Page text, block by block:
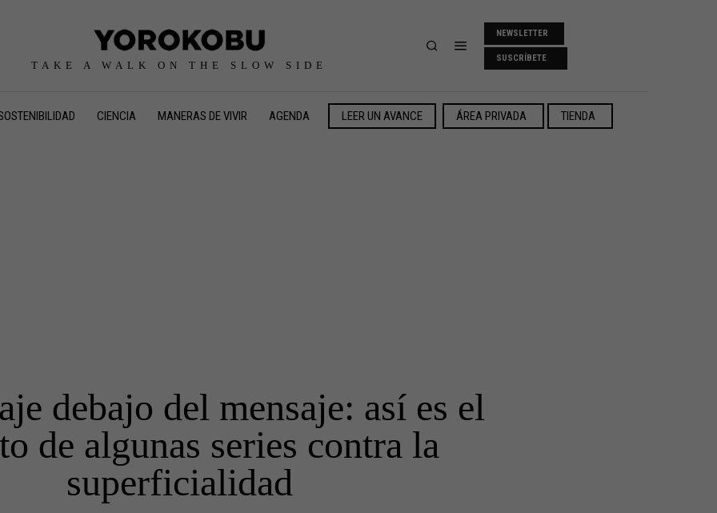
TAKE A WALK ON THE SLOW SIDE
NEWSLETTER
SUSCRÍBETE
CIENCIA MANERAS DE VIVIR AGENDA LEER UN AVANCE ÁREA PRIVADA TIENDA
debajo del mensaje: así es el
de algunas series contra la
superficialidad